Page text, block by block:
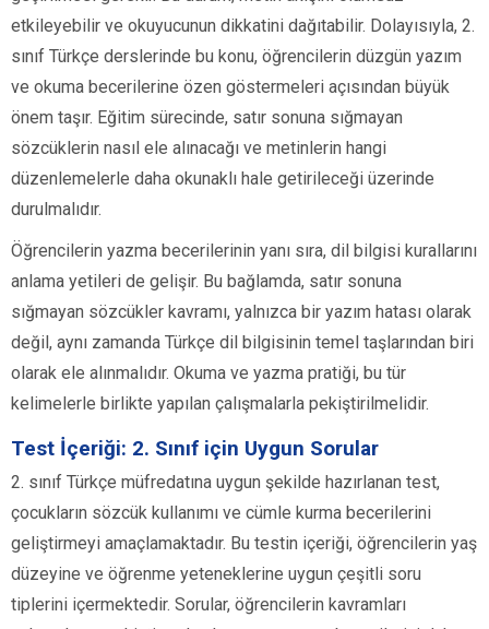
etkileyebilir ve okuyucunun dikkatini dağıtabilir. Dolayısıyla, 2.
sınıf Türkçe derslerinde bu konu, öğrencilerin düzgün yazım
ve okuma becerilerine özen göstermeleri açısından büyük
önem taşır. Eğitim sürecinde, satır sonuna sığmayan
sözcüklerin nasıl ele alınacağı ve metinlerin hangi
düzenlemelerle daha okunaklı hale getirileceği üzerinde
durulmalıdır.
Öğrencilerin yazma becerilerinin yanı sıra, dil bilgisi kurallarını
anlama yetileri de gelişir. Bu bağlamda, satır sonuna
sığmayan sözcükler kavramı, yalnızca bir yazım hatası olarak
değil, aynı zamanda Türkçe dil bilgisinin temel taşlarından biri
olarak ele alınmalıdır. Okuma ve yazma pratiği, bu tür
kelimelerle birlikte yapılan çalışmalarla pekiştirilmelidir.
Test İçeriği: 2. Sınıf için Uygun Sorular
2. sınıf Türkçe müfredatına uygun şekilde hazırlanan test,
çocukların sözcük kullanımı ve cümle kurma becerilerini
geliştirmeyi amaçlamaktadır. Bu testin içeriği, öğrencilerin yaş
düzeyine ve öğrenme yeteneklerine uygun çeşitli soru
tiplerini içermektedir. Sorular, öğrencilerin kavramları